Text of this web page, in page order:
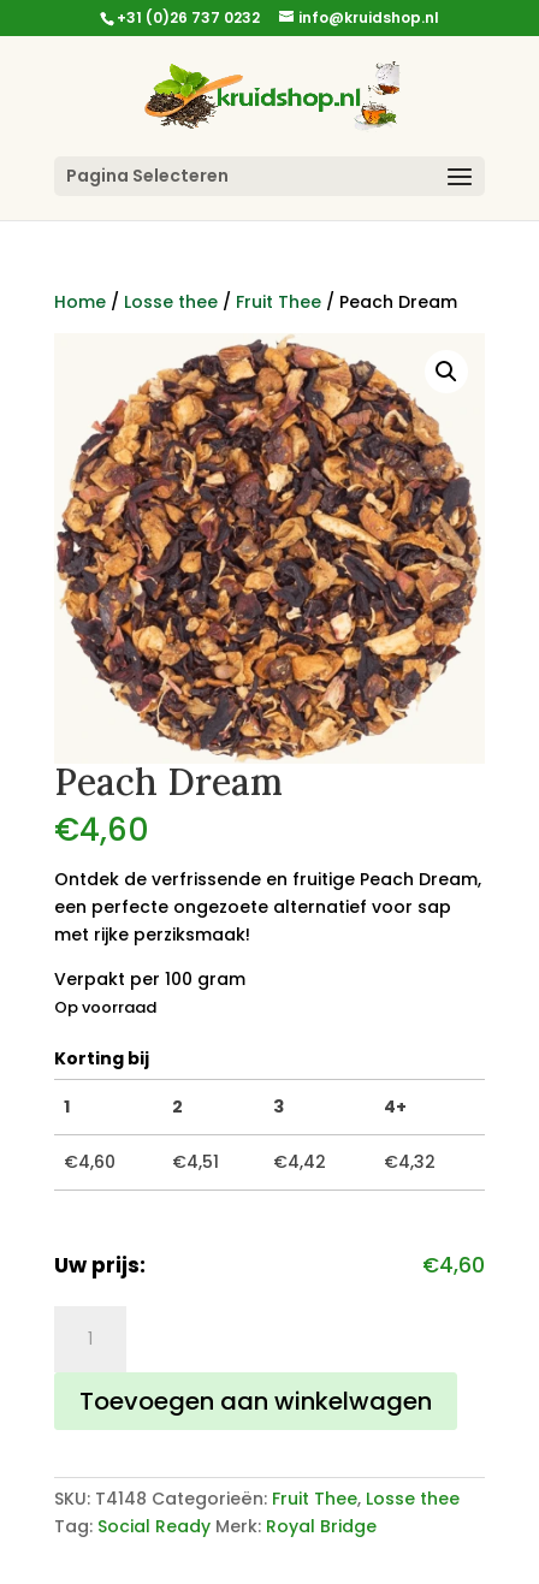
+31 (0)26 737 0232 info@kruidshop.nl
Pagina Selecteren
Home/ Losse thee/ Fruit Thee/ Peach Dream
Peach Dream
€4,60
Ontdek de verfrissende en fruitige Peach Dream,
een perfecte ongezoete alternatief voor sap
met rijke perziksmaak!
Verpakt per 100 gram
Op voorraad
Korting bij
1
2 3 4+
€4,60 €4,51 €4,42 €4,32
Uw prijs: €4,60
Dream
aantal
Toevoegen aan winkelwagen
SKU: T4148 Categorieën: Fruit Thee, Losse thee
Tag: Social Ready Merk: Royal Bridge